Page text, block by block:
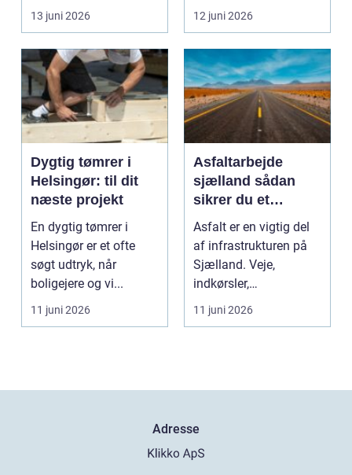
13 juni 2026
træer skaber...
12 juni 2026
Dygtig tømrer i
Helsingør: til dit
næste projekt
En dygtig tømrer i
Helsingør er et ofte
søgt udtryk, når
boligejere og vi...
11 juni 2026
Asfaltarbejde
sjælland sådan
sikrer du et
holdbart resultat
Asfalt er en vigtig del
af infrastrukturen på
Sjælland. Veje,
indkørsler,
parkeringspladser og
stier...
11 juni 2026
Adresse